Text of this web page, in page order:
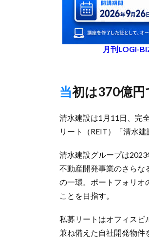
月刊LOGI-
当初は370億
清水建設は1月11日、完
リート（REIT）「清水
清水建設グループは
不動産開発事業のさらな
の一環。ポートフォリオ
ことを目指す。
私募リートはオフィスビ
兼ね備えた自社開発物件